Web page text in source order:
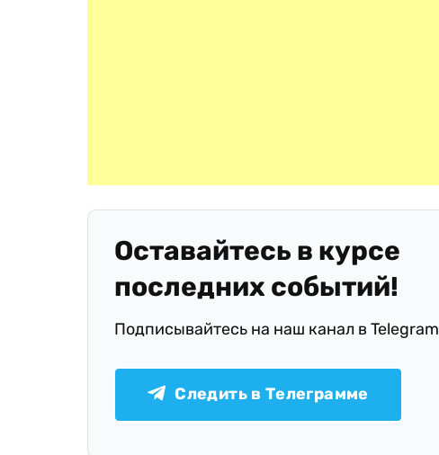
Оставайтесь в курсе
последних событий!
Подписывайтесь на наш канал в Telegram
Следить в Телеграмме